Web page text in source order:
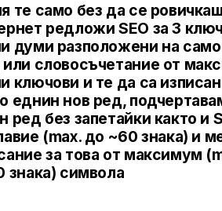
те само без да се
редложи SEO за 3
думи разположени на
словосъчетание от
ключови и те да са
еднин нов ред,
ред без запетайки както и
(max. до ~60 знака) и
за това от максимум
знака) символа